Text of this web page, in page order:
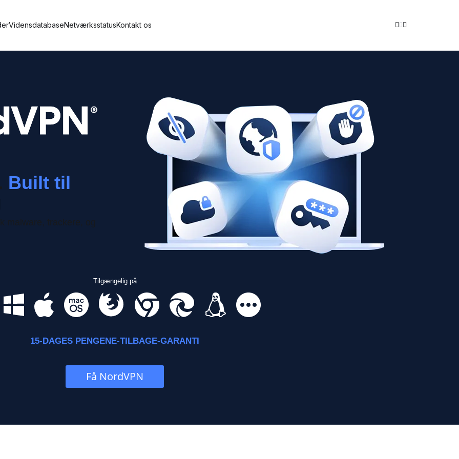
VidensdatabaseNetværksstatusKontakt os
Built til
malware, trackere, og
Tilgængelig på
15-DAGES PENGENE-TILBAGE-GARANTI
Få NordVPN